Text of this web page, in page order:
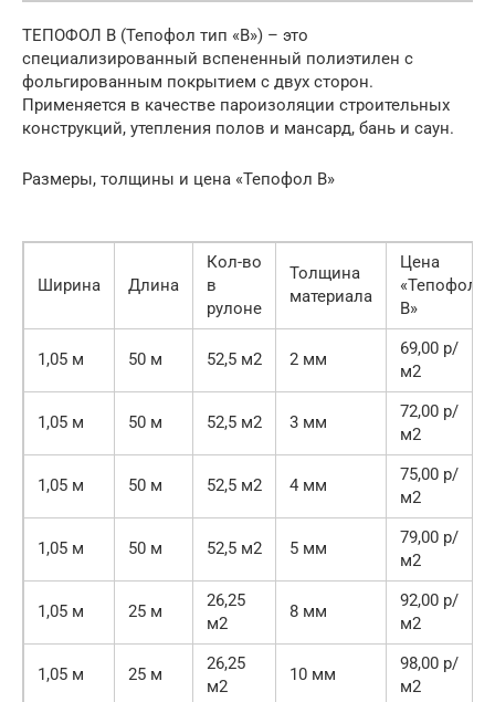
ТЕПОФОЛ В (Тепофол тип «В») – это
специализированный вспененный полиэтилен с
фольгированным покрытием с двух сторон.
Применяется в качестве пароизоляции строительных
конструкций, утепления полов и мансард, бань и саун.
Размеры, толщины и цена «Тепофол В»
Ширина Длина
Кол-во
в
рулоне
Толщина
материала
Цена
«Тепофол
В»
1,05 м 50 м 52,5 м2 2 мм
69,00 р/
м2
1,05 м 50 м 52,5 м2 3 мм
72,00 р/
м2
1,05 м 50 м 52,5 м2 4 мм
75,00 р/
м2
1,05 м 50 м 52,5 м2 5 мм
79,00 р/
м2
1,05 м 25 м
26,25
м2
8 мм
92,00 р/
м2
1,05 м 25 м
26,25
м2
10 мм
98,00 р/
м2